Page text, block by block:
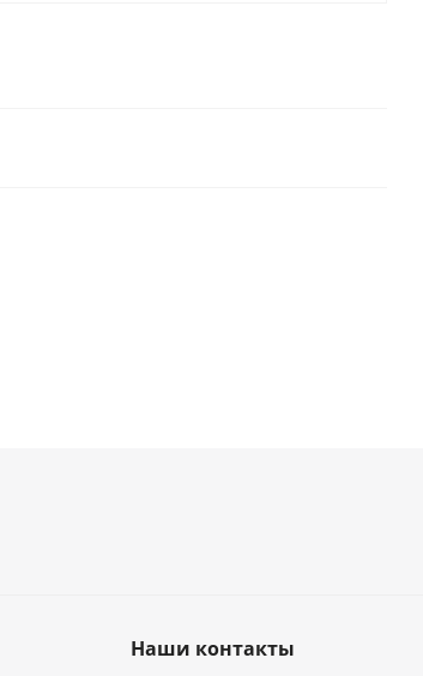
Наши контакты